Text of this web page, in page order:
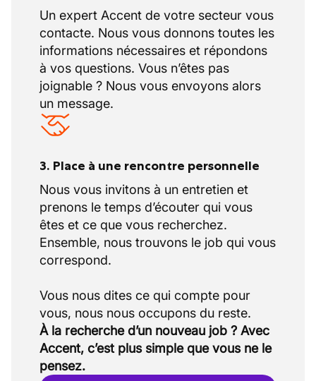
Un expert Accent de votre secteur vous
contacte. Nous vous donnons toutes les
informations nécessaires et répondons
à vos questions. Vous n’êtes pas
joignable ? Nous vous envoyons alors
un message.
3. Place à une rencontre personnelle
Nous vous invitons à un entretien et
prenons le temps d’écouter qui vous
êtes et ce que vous recherchez.
Ensemble, nous trouvons le job qui vous
correspond.
Vous nous dites ce qui compte pour
À la recherche d’un nouveau job ? Avec
Accent, c’est plus simple que vous ne le
pensez.